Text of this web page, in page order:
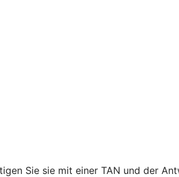
Sie sie mit einer TAN und der